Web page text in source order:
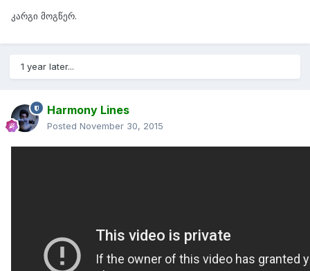
კარგი მოგწერ.
1 year later...
Harmony Lines
Posted November 30, 2015